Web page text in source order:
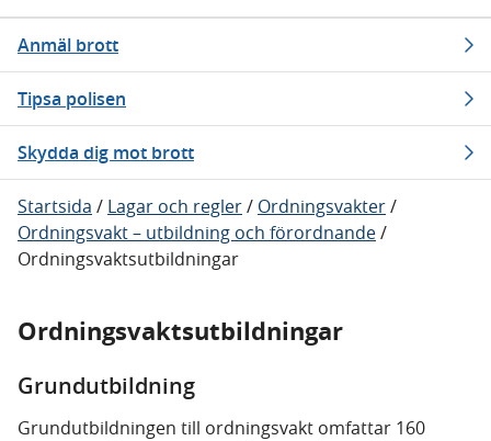
Anmäl brott
Tipsa polisen
Skydda dig mot brott
Startsida / Lagar och regler/ Ordningsvakter/
Ordningsvakt – utbildning och förordnande/
Ordningsvaktsutbildningar
Ordningsvaktsutbildningar
Grundutbildning
Grundutbildningen till ordningsvakt omfattar 160